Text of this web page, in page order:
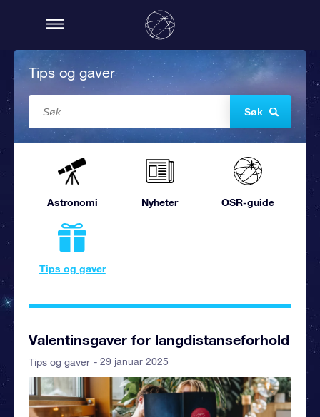
Tips og gaver
Søk
Astronomi Nyheter OSR-guide
Tips og gaver
Valentinsgaver for langdistanseforhold
Tips og gaver - 29 januar 2025